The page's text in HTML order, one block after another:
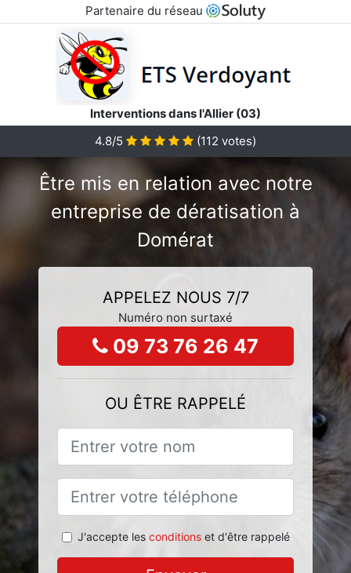
Partenaire du réseau
Interventions dans l'Allier (03)
4.8/5
(112 votes)
Être mis en relation avec notre
entreprise de dératisation à
Domérat
APPELEZ NOUS 7/7
Numéro non surtaxé
09 73 76 26 47
OU ÊTRE RAPPELÉ
J'accepte les conditionset d'être rappelé